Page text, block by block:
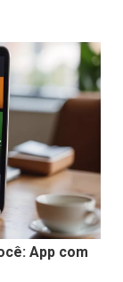
App com